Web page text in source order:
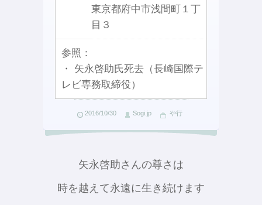
東京都府中市浅間町１丁
目３
参照：
・ 矢永啓助氏死去（長崎国際テ
レビ専務取締役）
2016/10/30 Sogi.jp や行
矢永啓助さんの尊さは
時を越えて永遠に生き続けます